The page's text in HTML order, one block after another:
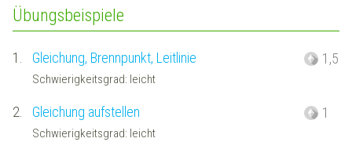
Übungsbeispiele
1. Gleichung, Brennpunkt, Leitlinie
Schwierigkeitsgrad: leicht
1,5
2. Gleichung aufstellen
Schwierigkeitsgrad: leicht
1